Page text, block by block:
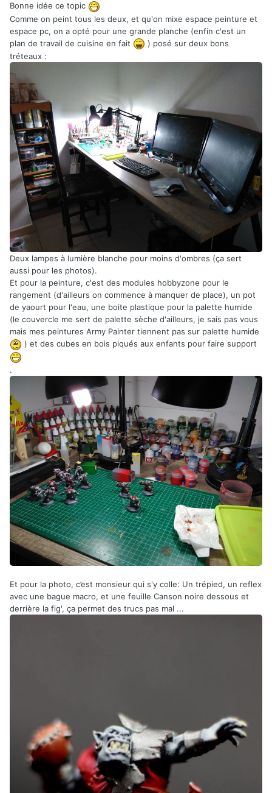
Bonne idée ce topic
Comme on peint tous les deux, et qu'on mixe espace peinture et
espace pc, on a opté pour une grande planche (enfin c'est un
plan de travail de cuisine en fait
) posé sur deux bons
tréteaux :
Deux lampes à lumière blanche pour moins d'ombres (ça sert
aussi pour les photos).
Et pour la peinture, c'est des modules hobbyzone pour le
rangement (d'ailleurs on commence à manquer de place), un pot
de yaourt pour l'eau, une boite plastique pour la palette humide
(le couvercle me sert de palette sèche d'ailleurs, je sais pas vous
mais mes peintures Army Painter tiennent pas sur palette humide
) et des cubes en bois piqués aux enfants pour faire support
.
Et pour la photo, c’est monsieur qui s'y colle: Un trépied, un reflex
avec une bague macro, et une feuille Canson noire dessous et
derrière la fig', ça permet des trucs pas mal ...